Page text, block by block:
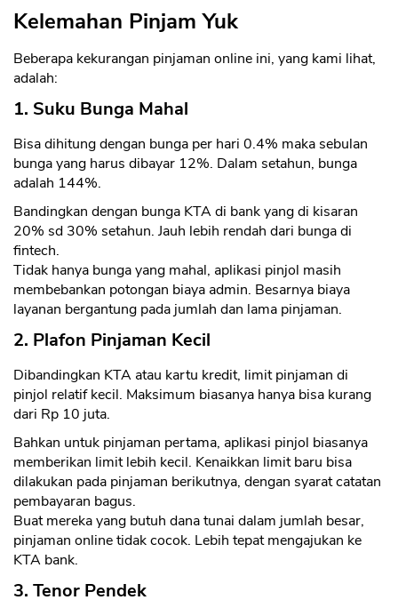
Kelemahan Pinjam Yuk
Beberapa kekurangan pinjaman online ini, yang kami lihat,
adalah:
1. Suku Bunga Mahal
Bisa dihitung dengan bunga per hari 0.4% maka sebulan
bunga yang harus dibayar 12%. Dalam setahun, bunga
adalah 144%.
Bandingkan dengan bunga KTA di bank yang di kisaran
20% sd 30% setahun. Jauh lebih rendah dari bunga di
fintech.
Tidak hanya bunga yang mahal, aplikasi pinjol masih
membebankan potongan biaya admin. Besarnya biaya
layanan bergantung pada jumlah dan lama pinjaman.
2. Plafon Pinjaman Kecil
Dibandingkan KTA atau kartu kredit, limit pinjaman di
pinjol relatif kecil. Maksimum biasanya hanya bisa kurang
dari Rp 10 juta.
Bahkan untuk pinjaman pertama, aplikasi pinjol biasanya
memberikan limit lebih kecil. Kenaikkan limit baru bisa
dilakukan pada pinjaman berikutnya, dengan syarat catatan
pembayaran bagus.
Buat mereka yang butuh dana tunai dalam jumlah besar,
pinjaman online tidak cocok. Lebih tepat mengajukan ke
KTA bank.
3. Tenor Pendek